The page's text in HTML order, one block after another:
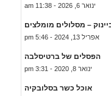
ינואר 6, 2026 - 11:38 am
– מסלולים מומלצים
אפריל 13, 2024 - 5:46 pm
הפסלים של ברטיסלבה
ינואר 8, 2020 - 3:31 pm
אוכל כשר בסלובקיה